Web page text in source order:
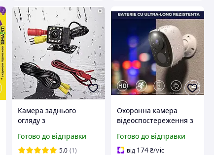
Камера заднього
огляду з
підсвіткою 12
світлодіодів
Готово до відправки
5.0 (1)
Охоронна камера
відеоспостереження з
інфрачервоною
підсвіткою, датчиком
Готово до відправки
від 174₴/міс